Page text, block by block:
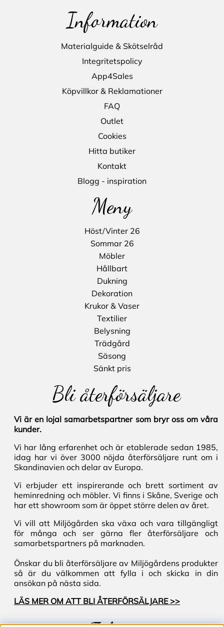
Information
Materialguide & Skötselråd
Integritetspolicy
App4Sales
Köpvillkor & Reklamationer
FAQ
Outlet
Cookies
Hitta butiker
Kontakt
Blogg - inspiration
Meny
Höst/Vinter 26
Sommar 26
Möbler
Hållbart
Dukning
Dekoration
Krukor & Vaser
Textilier
Belysning
Trädgård
Säsong
Sänkt pris
Bli återförsäljare
Vi är en lojal samarbetspartner som bryr oss om våra
kunder.
Vi har lång erfarenhet och är etablerade sedan 1985,
idag har vi över 3000 nöjda återförsäljare runt om i
Skandinavien och delar av Europa.
Vi erbjuder ett inspirerande och brett sortiment av
heminredning och möbler. Vi finns i Skåne, Sverige och
har ett showroom som är öppet större delen av året.
Vi vill att Miljögården ska växa och vara tillgängligt
för många och ser gärna fler återförsäljare och
samarbetspartners på marknaden.
Önskar du bli återförsäljare av Miljögårdens produkter
så är du välkommen att fylla i och skicka in din
ansökan på nästa sida.
LÄS MER OM ATT BLI ÅTERFÖRSÄLJARE >>